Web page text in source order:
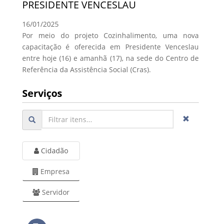
PRESIDENTE VENCESLAU
16/01/2025
Por meio do projeto Cozinhalimento, uma nova
capacitação é oferecida em Presidente Venceslau
entre hoje (16) e amanhã (17), na sede do Centro de
Referência da Assistência Social (Cras).
Serviços
Cidadão
Empresa
Servidor